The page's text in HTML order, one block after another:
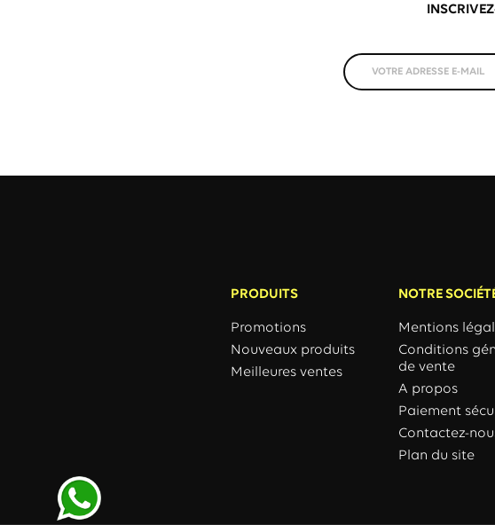
PRODUITS
Promotions
Nouveaux produits
Meilleures ventes
NOTRE
Mentions
Conditions
de vente
A propos
Paiement
Contactez-
Plan du site